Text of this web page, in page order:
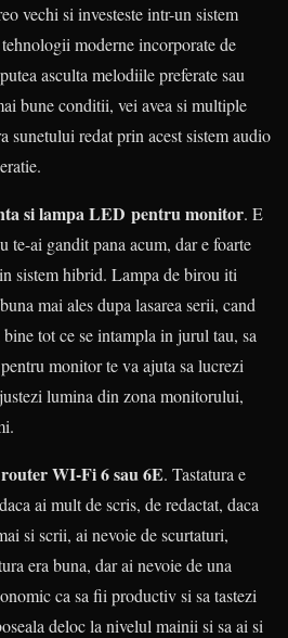
vechi si investeste intr-un sistem
moderne incorporate de
asculta melodiile preferate sau
bune conditii, vei avea si multiple
sunetului redat prin acest sistem audio
si lampa LED pentru monitor. E
te-ai gandit pana acum, dar e foarte
sistem hibrid. Lampa de birou iti
mai ales dupa lasarea serii, cand
tot ce se intampla in jurul tau, sa
monitor te va ajuta sa lucrezi
lumina din zona monitorului,
WI-Fi 6 sau 6E. Tastatura e
ai mult de scris, de redactat, daca
si scrii, ai nevoie de scurtaturi,
era buna, dar ai nevoie de una
ca sa fii productiv si sa tastezi
deloc la nivelul mainii si sa ai si